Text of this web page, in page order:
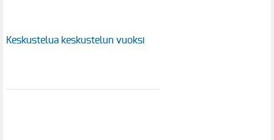
Keskustelua keskustelun vuoksi